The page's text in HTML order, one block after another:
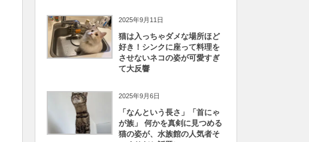
2025年9月11日
猫は入っちゃダメな場所ほど
好き！シンクに座って料理を
させないネコの姿が可愛すぎ
て大反響
2025年9月6日
「なんという長さ」「首にゃ
が族」 何かを真剣に見つめる
猫の姿が、水族館の人気者そ